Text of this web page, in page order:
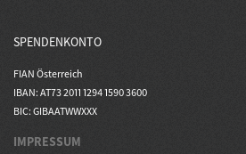
SPENDENKONTO
FIAN Österreich
IBAN: AT73 2011 1294 1590 3600
BIC: GIBAATWWXXX
IMPRESSUM